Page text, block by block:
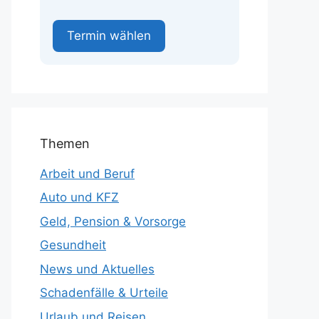
Termin wählen
Themen
Arbeit und Beruf
Auto und KFZ
Geld, Pension & Vorsorge
Gesundheit
News und Aktuelles
Schadenfälle & Urteile